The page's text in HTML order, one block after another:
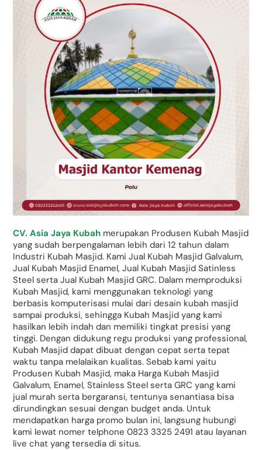
CV. Asia Jaya Kubah merupakan Produsen Kubah Masjid
yang sudah berpengalaman lebih dari 12 tahun dalam
Industri Kubah Masjid. Kami Jual Kubah Masjid Galvalum,
Jual Kubah Masjid Enamel, Jual Kubah Masjid Satinless
Steel serta Jual Kubah Masjid GRC. Dalam memproduksi
Kubah Masjid, kami menggunakan teknologi yang
berbasis komputerisasi mulai dari desain kubah masjid
sampai produksi, sehingga Kubah Masjid yang kami
hasilkan lebih indah dan memiliki tingkat presisi yang
tinggi. Dengan didukung regu produksi yang professional,
Kubah Masjid dapat dibuat dengan cepat serta tepat
waktu tanpa melalaikan kualitas. Sebab kami yaitu
Produsen Kubah Masjid, maka Harga Kubah Masjid
Galvalum, Enamel, Stainless Steel serta GRC yang kami
jual murah serta bergaransi, tentunya senantiasa bisa
dirundingkan sesuai dengan budget anda. Untuk
mendapatkan harga promo bulan ini, langsung hubungi
kami lewat nomer telphone 0823 3325 2491 atau layanan
live chat yang tersedia di situs.